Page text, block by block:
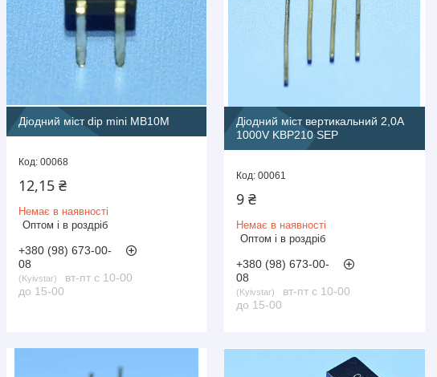
Діодний міст dip mini MB10M
00068
12,15 ₴
Немає в наявності
Оптом і в роздріб
+380 (98) 673-00-
08
Kyivstar
вт-пт с 10-00
до 15-00
Діодний міст вертикальний 2,0A
1000V KBP210 SEP
00061
9 ₴
Немає в наявності
Оптом і в роздріб
+380 (98) 673-00-
08
Kyivstar
вт-пт с 10-00
до 15-00